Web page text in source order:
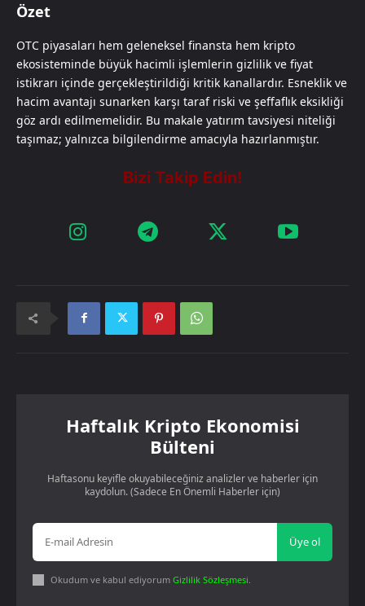
Özet
OTC piyasaları hem geleneksel finansta hem kripto
ekosisteminde büyük hacimli işlemlerin gizlilik ve fiyat
istikrarı içinde gerçekleştirildiği kritik kanallardır. Esneklik ve
hacim avantajı sunarken karşı taraf riski ve şeffaflık eksikliği
göz ardı edilmemelidir. Bu makale yatırım tavsiyesi niteliği
taşımaz; yalnızca bilgilendirme amacıyla hazırlanmıştır.
Haftalık Kripto Ekonomisi
Bülteni
Haftasonu keyifle okuyabileceğiniz analizler ve haberler için
kaydolun. (Sadece En Önemli Haberler için)
Üye ol
Okudum ve kabul ediyorum Gizlilik Sözleşmesi